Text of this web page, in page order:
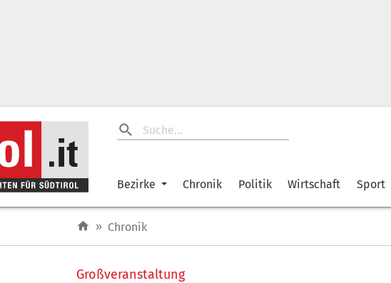
Bezirke Chronik Politik Wirtschaft Sport
» Chronik
Großveranstaltung